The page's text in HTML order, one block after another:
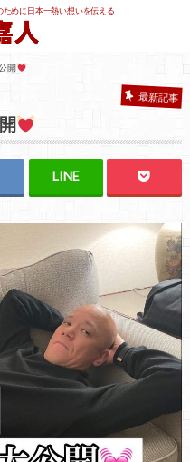
めに日本一熱い想いを伝える
開
最新記事